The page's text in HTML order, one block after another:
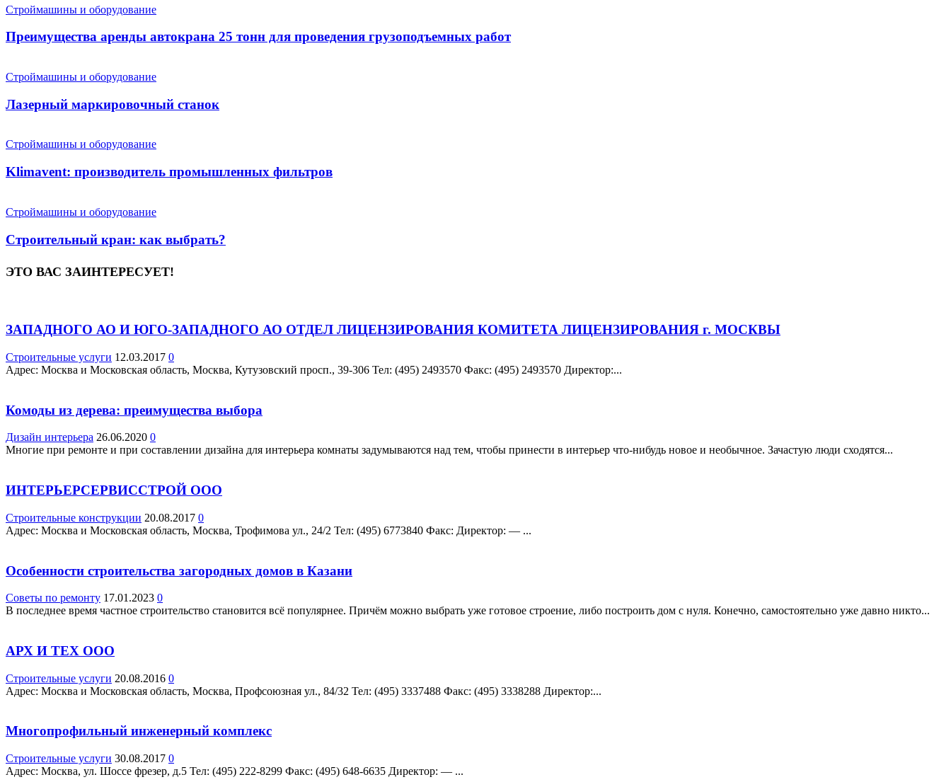
Строймашины и оборудование
Преимущества аренды автокрана 25 тонн для проведения грузоподъемных работ
Строймашины и оборудование
Лазерный маркировочный станок
Строймашины и оборудование
Klimavent: производитель промышленных фильтров
Строймашины и оборудование
Строительный кран: как выбрать?
ЭТО ВАС ЗАИНТЕРЕСУЕТ!
ЗАПАДНОГО АО И ЮГО-ЗАПАДНОГО АО ОТДЕЛ ЛИЦЕНЗИРОВАНИЯ КОМИТЕТА ЛИЦЕНЗИРОВАНИЯ г. МОСКВЫ
Строительные услуги 12.03.2017 0
Адрес: Москва и Московская область, Москва, Кутузовский просп., 39-306 Teл: (495) 2493570 Факс: (495) 2493570 Директор:...
Комоды из дерева: преимущества выбора
Дизайн интерьера 26.06.2020 0
Многие при ремонте и при составлении дизайна для интерьера комнаты задумываются над тем, чтобы принести в интерьер что-нибудь новое и необычное. Зачастую люди сходятся...
ИНТЕРЬЕРСЕРВИССТРОЙ ООО
Строительные конструкции 20.08.2017 0
Адрес: Москва и Московская область, Москва, Трофимова ул., 24/2 Teл: (495) 6773840 Факс: Директор: — ...
Особенности строительства загородных домов в Казани
Советы по ремонту 17.01.2023 0
В последнее время частное строительство становится всё популярнее. Причём можно выбрать уже готовое строение, либо построить дом с нуля. Конечно, самостоятельно уже давно никто...
АРХ И ТЕХ ООО
Строительные услуги 20.08.2016 0
Адрес: Москва и Московская область, Москва, Профсоюзная ул., 84/32 Teл: (495) 3337488 Факс: (495) 3338288 Директор:...
Многопрофильный инженерный комплекс
Строительные услуги 30.08.2017 0
Адрес: Москва, ул. Шоссе фрезер, д.5 Teл: (495) 222-8299 Факс: (495) 648-6635 Директор: — ...